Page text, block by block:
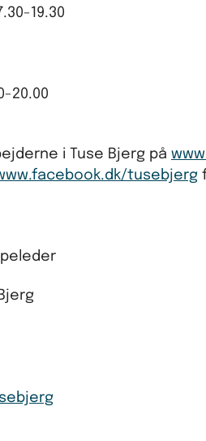
19.30
20.00
i Tuse Bjerg på
tusebjerg